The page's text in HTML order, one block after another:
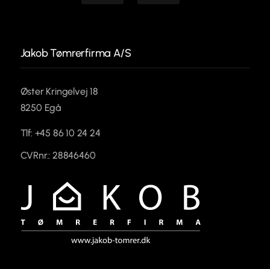
Jakob Tømrerfirma A/S
Øster Kringelvej 18
8250 Egå
Tlf: +45 86 10 24 24
CVRnr.: 28846460